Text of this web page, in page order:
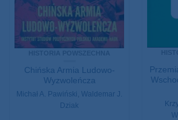
Chińska Armia Ludowo-
Wyzwoleńcza
Michał A. Pawiński, Waldemar J.
Dziak